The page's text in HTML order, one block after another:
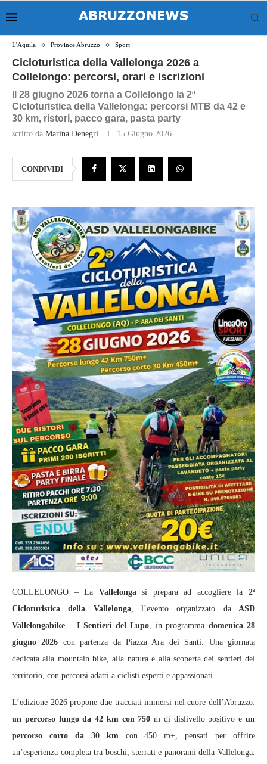
L'Aquila Province Abruzzo Sport
Cicloturistica della Vallelonga 2026 a
Collelongo: percorsi, orari e iscrizioni
Il 28 giugno 2026 torna a Collelongo la 2ª
Cicloturistica della Vallelonga: percorsi MTB da 42 e
30 km, ristori, pacco gara, pasta party
scritto da Marina Denegri 15 Giugno 2026
CONDIVIDI
COLLELONGO – La Vallelongasi prepara ad accogliere la2ª
Cicloturistica della Vallelonga, l’evento organizzato daASD
Vallelongabike – I Sentieri del Lupo, in programma domenica 28
giugno 2026 con partenza da Piazza Ara dei Santi. Una giornata
dedicata alla mountain bike, alla natura e alla scoperta dei sentieri del
territorio, con percorsi adatti a ciclisti esperti e appassionati.
L’edizione 2026 propone due tracciati immersi nel cuore dell’Abruzzo:
un percorso lungo da 42 km con 750 m di dislivello positivo eun
percorso corto da 30 kmcon 450 m+, pensati per offrire
un’esperienza completa tra boschi, sterrati e panorami della Vallelonga.